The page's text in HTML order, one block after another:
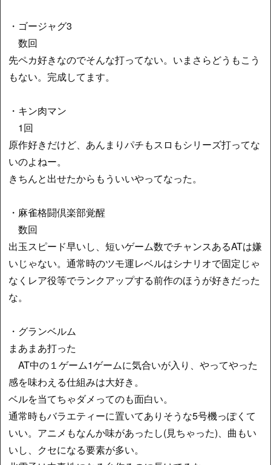
・ゴージャグ3
数回
先ペカ好きなのでそんな打ってない。いまさらどうもこう
もない。完成してます。
・キン肉マン
1回
原作好きだけど、あんまりパチもスロもシリーズ打ってな
いのよねー。
きちんと出せたからもういいやってなった。
・麻雀格闘倶楽部覚醒
数回
出玉スピード早いし、短いゲーム数でチャンスあるATは嫌
いじゃない。通常時のツモ運レベルはシナリオで固定じゃ
なくレア役等でランクアップする前作のほうが好きだった
な。
・グランベルム
まあまあ打った
AT中の１ゲーム1ゲームに気合いが入り、やってやった
感を味わえる仕組みは大好き。
ベルを当てちゃダメってのも面白い。
通常時もバラエティーに置いてありそうな5号機っぽくて
いい。アニメもなんか味があったし(見ちゃった)、曲もい
いし、クセになる要素が多い。